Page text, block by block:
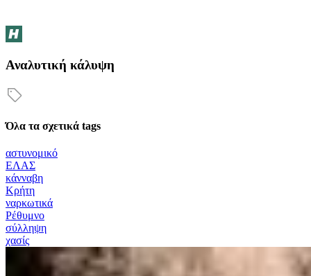
Αναλυτική κάλυψη
Όλα τα σχετικά tags
αστυνομικό
ΕΛΑΣ
κάνναβη
Κρήτη
ναρκωτικά
Ρέθυμνο
σύλληψη
χασίς